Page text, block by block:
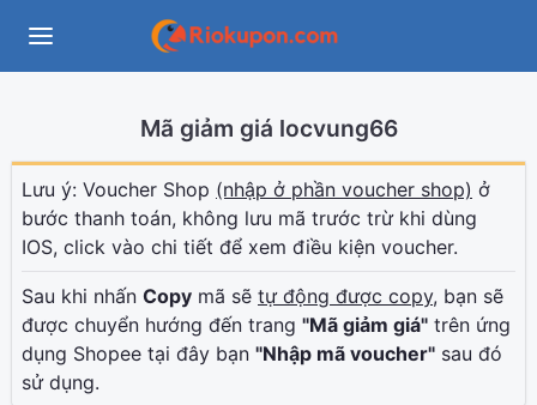
Mã giảm giá locvung66
Lưu ý: Voucher Shop (nhập ở phần voucher shop) ở
bước thanh toán, không lưu mã trước trừ khi dùng
IOS, click vào chi tiết để xem điều kiện voucher.
Sau khi nhấn Copy mã sẽ tự động được copy, bạn sẽ
được chuyển hướng đến trang "Mã giảm giá" trên ứng
dụng Shopee tại đây bạn "Nhập mã voucher" sau đó
sử dụng.